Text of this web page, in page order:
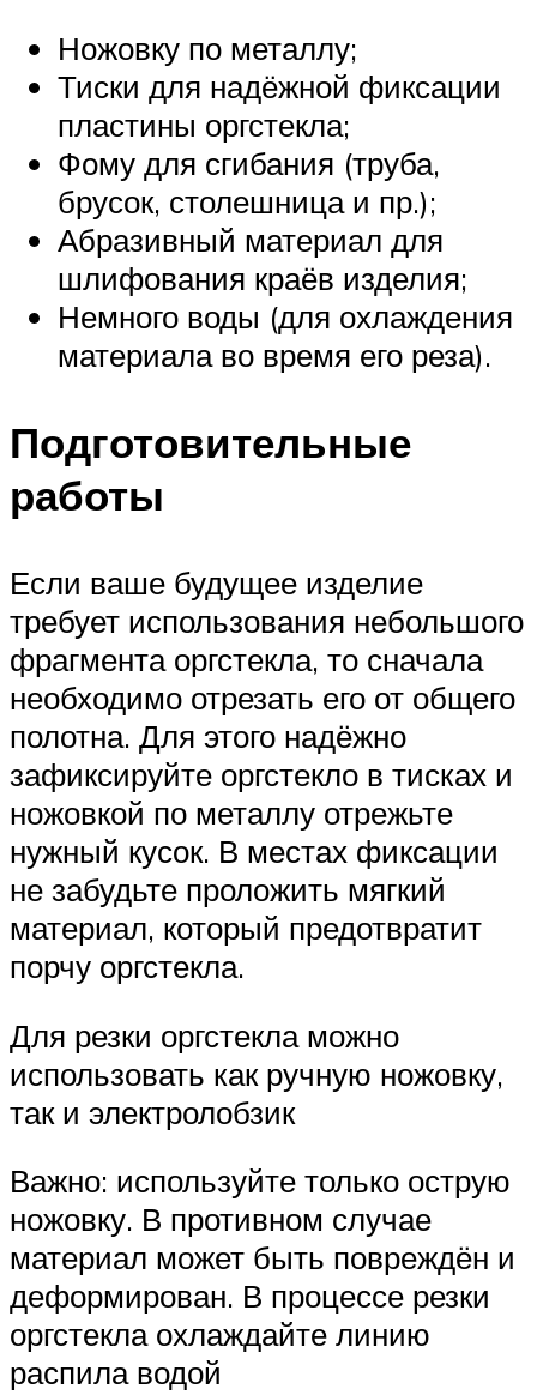
Ножовку по металлу;
Тиски для надёжной фиксации
пластины оргстекла;
Фому для сгибания (труба,
брусок, столешница и пр.);
Абразивный материал для
шлифования краёв изделия;
Немного воды (для охлаждения
материала во время его реза).
Подготовительные
работы
Если ваше будущее изделие
требует использования небольшого
фрагмента оргстекла, то сначала
необходимо отрезать его от общего
полотна. Для этого надёжно
зафиксируйте оргстекло в тисках и
ножовкой по металлу отрежьте
нужный кусок. В местах фиксации
не забудьте проложить мягкий
материал, который предотвратит
порчу оргстекла.
Для резки оргстекла можно
использовать как ручную ножовку,
так и электролобзик
Важно: используйте только острую
ножовку. В противном случае
материал может быть повреждён и
деформирован. В процессе резки
оргстекла охлаждайте линию
распила водой